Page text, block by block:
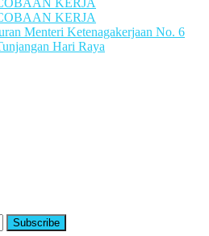
KERJA
Menteri Ketenagakerjaan No. 6
Hari Raya